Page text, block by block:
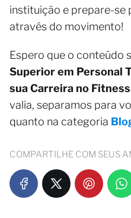
instituição e prepare-
através do movimento!
Espero que o conteúdo
Superior em Personal
sua Carreira no Fitness
valia, separamos para
quanto na categoria
COMPARTILHE COM SEUS